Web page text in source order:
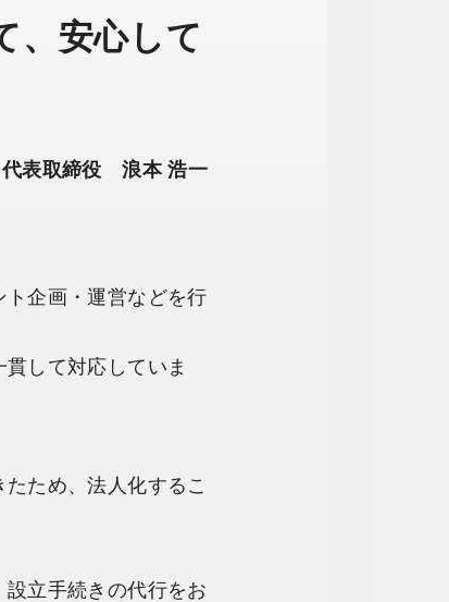
、安心して
代表取締役 浪本 浩一
企画・運営などを行
して対応していま
ため、法人化するこ
立手続きの代行をお